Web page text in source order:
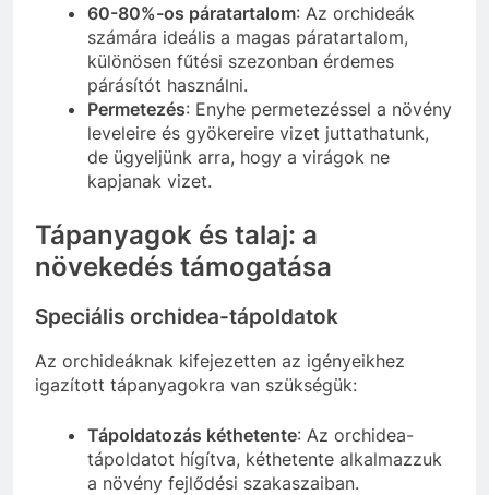
60-80%-os páratartalom: Az orchideák
számára ideális a magas páratartalom,
különösen fűtési szezonban érdemes
párásítót használni.
Permetezés: Enyhe permetezéssel a növény
leveleire és gyökereire vizet juttathatunk,
de ügyeljünk arra, hogy a virágok ne
kapjanak vizet.
Tápanyagok és talaj: a
növekedés támogatása
Speciális orchidea-tápoldatok
Az orchideáknak kifejezetten az igényeikhez
igazított tápanyagokra van szükségük:
Tápoldatozás kéthetente: Az orchidea-
tápoldatot hígítva, kéthetente alkalmazzuk
a növény fejlődési szakaszaiban.